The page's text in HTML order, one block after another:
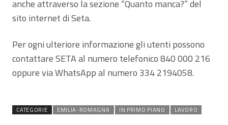
anche attraverso la sezione “Quanto manca?” del
sito internet di Seta.
Per ogni ulteriore informazione gli utenti possono
contattare SETA al numero telefonico 840 000 216
oppure via WhatsApp al numero 334 2194058.
CATEGORIE EMILIA-ROMAGNA IN PRIMO PIANO LAVORO